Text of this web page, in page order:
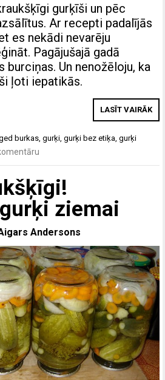
gurķīši un pēc
Ar recepti padalījās
es nekādi nevarēju
Pagājušajā gadā
burciņas. Un nenožēloju, ka
ļoti iepatikās.
LASĪT VAIRĀK
burkas ,gurķi ,gurķi bez etiķa ,gurķi
ziemai
Andersons